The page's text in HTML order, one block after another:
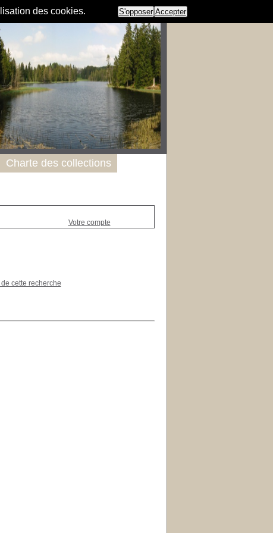
des cookies. S'opposer Accepter
Votre compte
cette recherche
Charte des collections